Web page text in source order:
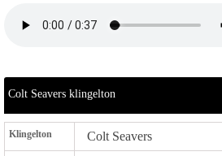
Colt Seavers klingelton
Klingelton Colt Seavers